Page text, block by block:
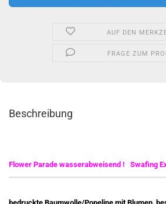
AUF DEN
FRAGE ZUM
Beschreibung
Flower Parade wasserabweisend ! Swafing